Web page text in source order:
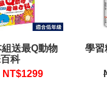
【可愛動
送最Q動物
科
NT$1299
學習